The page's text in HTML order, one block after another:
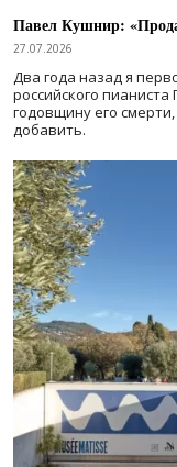
Павел Кушнир:
27.07.2026
Два года назад я
российского
годовщину его
добавить.